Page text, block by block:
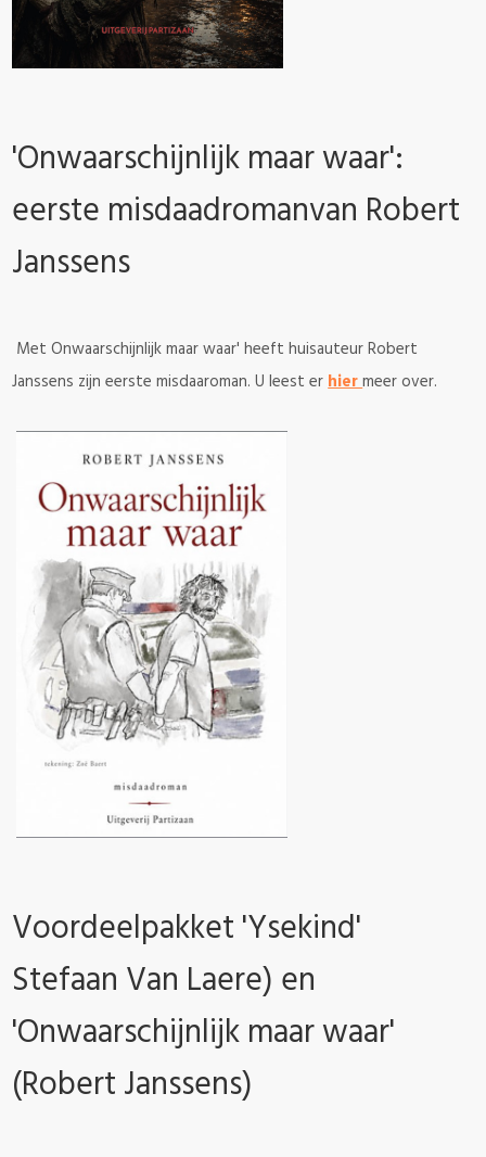
'Onwaarschijnlijk maar waar':
eerste misdaadromanvan Robert
Janssens
Met Onwaarschijnlijk maar waar' heeft huisauteur Robert
Janssens zijn eerste misdaaroman. U leest erhiermeer over.
Voordeelpakket 'Ysekind'
Stefaan Van Laere) en
'Onwaarschijnlijk maar waar'
(Robert Janssens)